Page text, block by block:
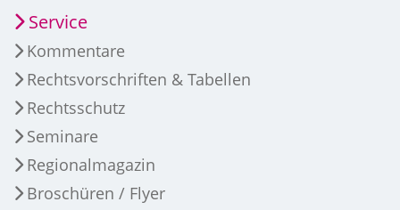
Service
Kommentare
Rechtsvorschriften & Tabellen
Rechtsschutz
Seminare
Regionalmagazin
Broschüren / Flyer